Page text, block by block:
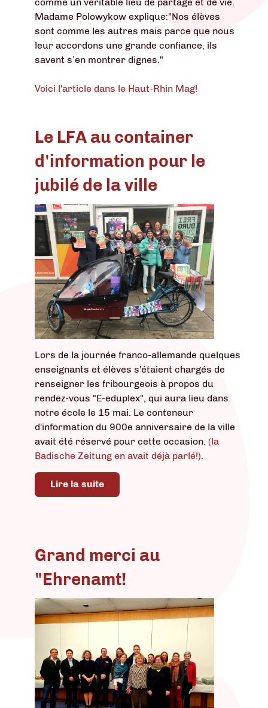
Madame Polowykow explique:"Nos élèves
sont comme les autres mais parce que nous
leur accordons une grande confiance, ils
savent s’en montrer dignes."
Voici l'article dans le Haut-Rhin Mag!
Le LFA au container
d'information pour le
jubilé de la ville
Lors de la journée franco-allemande quelques
enseignants et élèves s'étaient chargés de
renseigner les fribourgeois à propos du
rendez-vous "E-eduplex", qui aura lieu dans
notre école le 15 mai. Le conteneur
d'information du 900e anniversaire de la ville
avait été réservé pour cette occasion. (la
Badische Zeitung en avait déjà parlé!).
Lire la suite
Grand merci au
"Ehrenamt!